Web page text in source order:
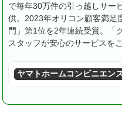
で毎年30万件の引っ越しサー
供。 2023年オリコン顧客満足
門」第1位を2年連続受賞。
「
スタッフが安心のサービスをご
ヤマトホームコンビニエン